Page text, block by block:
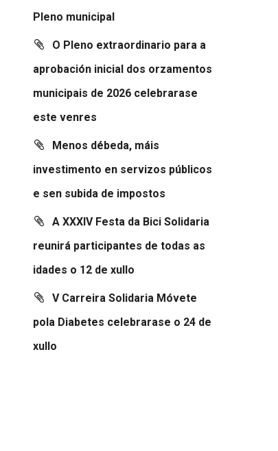
Pleno municipal
O Pleno extraordinario para a
aprobación inicial dos orzamentos
municipais de 2026 celebrarase
este venres
Menos débeda, máis
investimento en servizos públicos
e sen subida de impostos
A XXXIV Festa da Bici Solidaria
reunirá participantes de todas as
idades o 12 de xullo
V Carreira Solidaria Móvete
pola Diabetes celebrarase o 24 de
xullo